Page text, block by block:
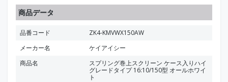
商品データ
品番コード
ZK4-KMVWX150AW
メーカー名
ケイアイシー
商品名
スプリング巻上スクリーン ケース入りハイ
グレードタイプ 16:10/150型 オールホワイ
ト